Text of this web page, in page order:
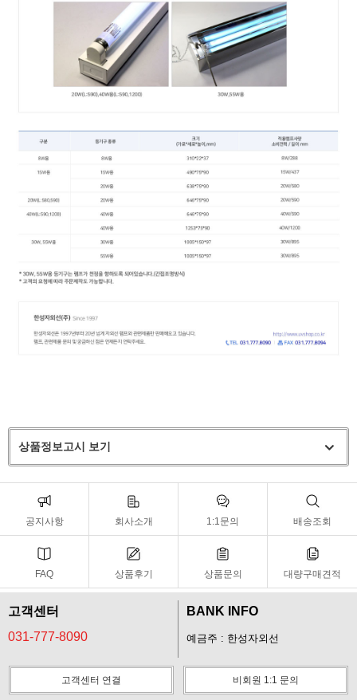
상품정보고시 보기
공지사항 회사소개 1:1문의 배송조회
FAQ 상품후기 상품문의 대량구매견적
고객센터
031-777-8090
BANK INFO
예금주 : 한성자외선
고객센터 연결 비회원 1:1 문의